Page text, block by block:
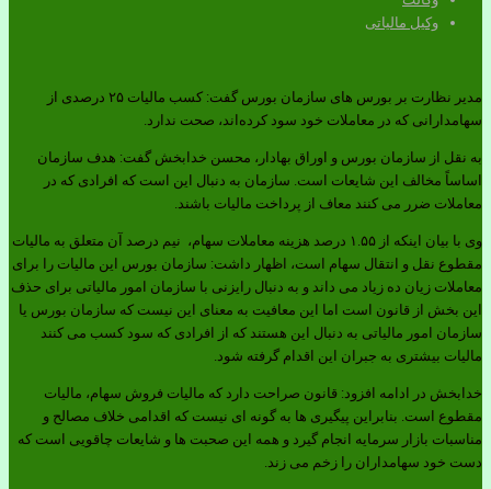
وکیل مالیاتی
مدیر نظارت بر بورس های سازمان بورس گفت: کسب مالیات ۲۵ درصدی از
سهامدارانی که در معاملات خود سود کرده‌اند، صحت ندارد.
به نقل از سازمان بورس و اوراق بهادار، محسن خدابخش گفت: هدف سازمان
اساساً مخالف این شایعات است. سازمان به دنبال این است که افرادی که در
معاملات ضرر می کنند معاف از پرداخت مالیات باشند
وی با بیان اینکه از ۱.۵۵ درصد هزینه معاملات سهام، نیم درصد آن متعلق به مالیات
مقطوع نقل و انتقال سهام است، اظهار داشت: سازمان بورس این مالیات را برای
معاملات زیان ده زیاد می داند و به دنبال رایزنی با سازمان امور مالیاتی برای حذف
این بخش از قانون است اما این معافیت به معنای این نیست که سازمان بورس یا
سازمان امور مالیاتی به دنبال این هستند که از افرادی که سود کسب می کنند
مالیات بیشتری به جبران این اقدام گرفته شود
خدابخش در ادامه افزود: قانون صراحت دارد که مالیات فروش سهام، مالیات
مقطوع است. بنابراین پیگیری ها به گونه ای نیست که اقدامی خلاف مصالح و
مناسبات بازار سرمایه انجام گیرد و همه این صحبت ها و شایعات چاقویی است که
دست خود سهامداران را زخم می زند